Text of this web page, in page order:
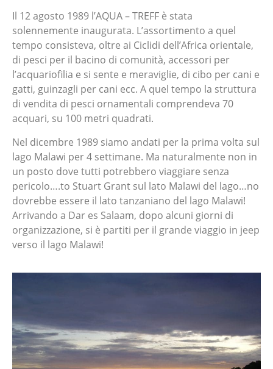
Il 12 agosto 1989 l’AQUA – TREFF è stata
solennemente inaugurata. L’assortimento a quel
tempo consisteva, oltre ai Ciclidi dell’Africa orientale,
di pesci per il bacino di comunità, accessori per
l’acquariofilia e si sente e meraviglie, di cibo per cani e
gatti, guinzagli per cani ecc. A quel tempo la struttura
di vendita di pesci ornamentali comprendeva 70
acquari, su 100 metri quadrati.
Nel dicembre 1989 siamo andati per la prima volta sul
lago Malawi per 4 settimane. Ma naturalmente non in
un posto dove tutti potrebbero viaggiare senza
pericolo….to Stuart Grant sul lato Malawi del lago…no
dovrebbe essere il lato tanzaniano del lago Malawi!
Arrivando a Dar es Salaam, dopo alcuni giorni di
organizzazione, si è partiti per il grande viaggio in jeep
verso il lago Malawi!